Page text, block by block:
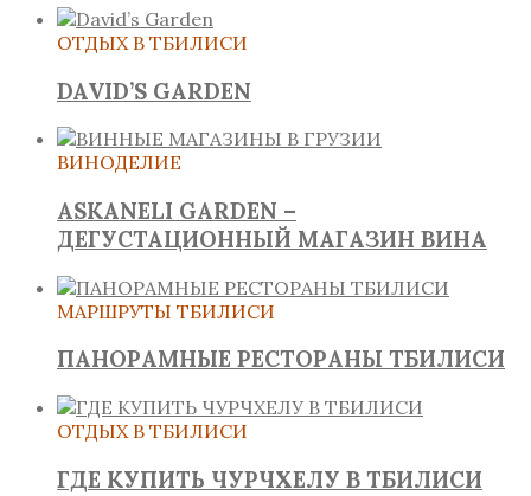
ОТДЫХ В ТБИЛИСИ
DAVID’S GARDEN
ВИНОДЕЛИЕ
ASKANELI GARDEN –
ДЕГУСТАЦИОННЫЙ МАГАЗИН ВИНА
МАРШРУТЫ ТБИЛИСИ
ПАНОРАМНЫЕ РЕСТОРАНЫ ТБИЛИСИ
ОТДЫХ В ТБИЛИСИ
ГДЕ КУПИТЬ ЧУРЧХЕЛУ В ТБИЛИСИ